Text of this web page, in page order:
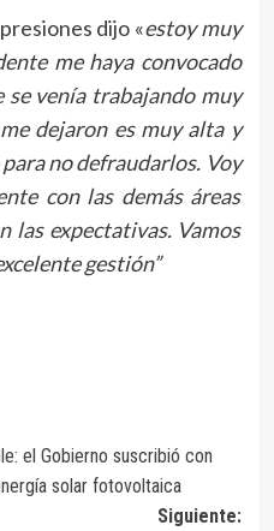
dijo «estoy muy
me haya convocado
se venía trabajando muy
dejaron es muy alta y
no defraudarlos. Voy
con las demás áreas
las expectativas. Vamos
gestión”
el Gobierno suscribió con
solar fotovoltaica
Siguiente: